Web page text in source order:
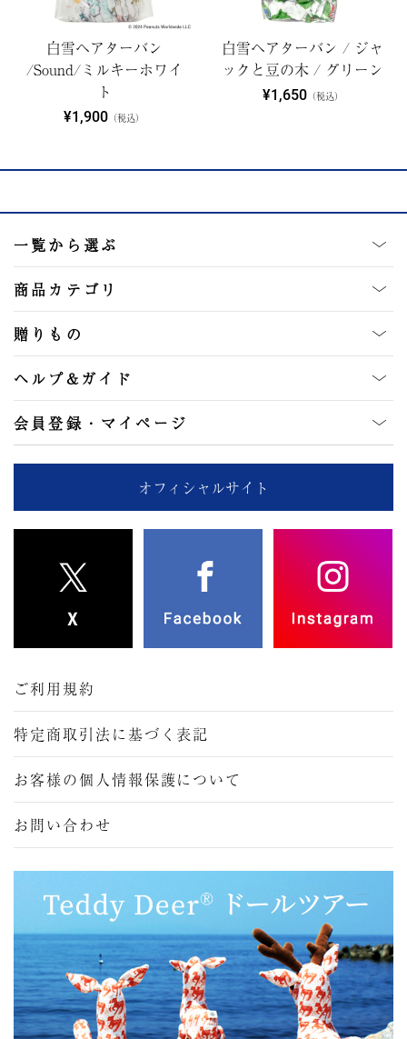
白雪ヘアターバン
/Sound/ミルキーホワイ
ト
¥1,900 （税込）
白雪ヘアターバン / ジャ
ックと豆の木 / グリーン
¥1,650（税込）
一覧から選ぶ
商品カテゴリ
贈りもの
ヘルプ&ガイド
会員登録・マイページ
オフィシャルサイト
ご利用規約
特定商取引法に基づく表記
お客様の個人情報保護について
お問い合わせ